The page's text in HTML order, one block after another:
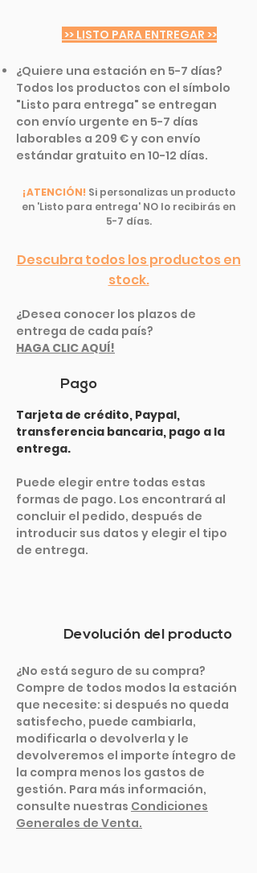
>> LISTO PARA ENTREGAR >>
¿Quiere una estación en 5-7 días?
Todos los productos con el símbolo
"Listo para entrega" se entregan
con envío urgente en 5-7 días
laborables a 209 € y con envío
estándar gratuito en 10-12 días.
¡ATENCIÓN! Si personalizas un producto
en 'Listo para entrega' NO lo recibirás en
5-7 días.
Descubra todos los productos en
stock.
¿Desea conocer los plazos de
entrega de cada país?
HAGA CLIC AQUÍ!
Pago
Tarjeta de crédito, Paypal,
transferencia bancaria, pago a la
entrega.
Puede elegir entre todas estas
formas de pago. Los encontrará al
concluir el pedido, después de
introducir sus datos y elegir el tipo
de entrega.
Devolución del producto
¿No está seguro de su compra?
Compre de todos modos la estación
que necesite: si después no queda
satisfecho, puede cambiarla,
modificarla o devolverla y le
devolveremos el importe íntegro de
la compra menos los gastos de
gestión. Para más información,
consulte nuestras Condiciones
Generales de Venta.